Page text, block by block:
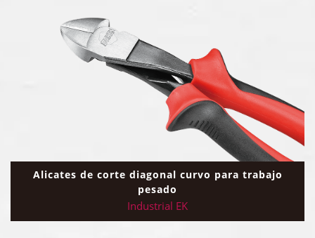
Alicates de corte diagonal curvo para trabajo
pesado
Industrial EK